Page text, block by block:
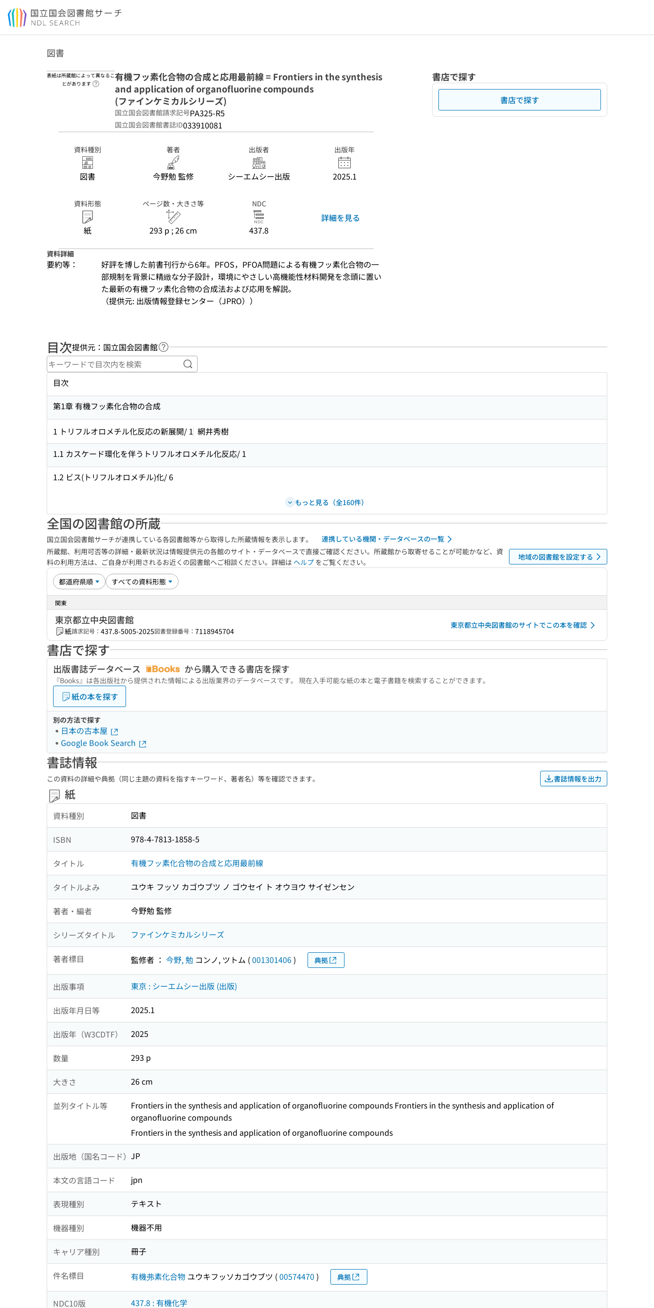
本文へ移動
図書
表紙は所蔵館によって異なるこ
とがあります
ヘルプページへのリンク
有機フッ素化合物の合成と応用最前線 = Frontiers in the synthesis
and application of organofluorine compounds
(ファインケミカルシリーズ)
国立国会図書館請求記号PA325-R5
国立国会図書館書誌ID033910081
資料種別
図書
著者
今野勉 監修
出版者
シーエムシー出版
出版年
2025.1
資料形態
紙
ページ数・大きさ等
293 p ; 26 cm
NDC
437.8
詳細を見る
資料詳細
要約等：
好評を博した前書刊行から6年。PFOS，PFOA問題による有機フッ素化合物の一
部規制を背景に精緻な分子設計，環境にやさしい高機能性材料開発を念頭に置い
た最新の有機フッ素化合物の合成法および応用を解説。
（提供元: 出版情報登録センター（JPRO））
書店で探す
書店で探す
目次提供元：国立国会図書館 ヘルプページへのリンク
キーワードで目次内を検索
目次
第1章 有機フッ素化合物の合成
1 トリフルオロメチル化反応の新展開/ 1 網井秀樹
1.1 カスケード環化を伴うトリフルオロメチル化反応/ 1
1.2 ビス(トリフルオロメチル)化/ 6
もっと見る（全160件）
全国の図書館の所蔵
国立国会図書館サーチが連携している各図書館等から取得した所蔵情報を表示します。
連携している機関・データベースの一覧
所蔵館、利用可否等の詳細・最新状況は情報提供元の各館のサイト・データベースで直接ご確認ください。所蔵館から取寄せることが可能かなど、資
料の利用方法は、ご自身が利用されるお近くの図書館へご相談ください。詳細は ヘルプ をご覧ください。
地域の図書館を設定する
関東
東京都立中央図書館
紙請求記号： 437.8-5005-2025図書登録番号： 7118945704
東京都立中央図書館のサイトでこの本を確認
書店で探す
出版書誌データベース から購入できる書店を探す
『Books』は各出版社から提供された情報による出版業界のデータベースです。 現在入手可能な紙の本と電子書籍を検索することができます。
紙の本を探す
別の方法で探す
日本の古本屋
Google Book Search
書誌情報
この資料の詳細や典拠（同じ主題の資料を指すキーワード、著者名）等を確認できます。 書誌情報を出力
紙
資料種別 図書
ISBN 978-4-7813-1858-5
タイトル 有機フッ素化合物の合成と応用最前線
タイトルよみ ユウキ フッソ カゴウブツ ノ ゴウセイ ト オウヨウ サイゼンセン
著者・編者 今野勉 監修
シリーズタイトル ファインケミカルシリーズ
著者標目 監修者 ： 今野, 勉 コンノ, ツトム (001301406) 典拠
出版事項 東京 : シーエムシー出版 (出版)
出版年月日等 2025.1
出版年（W3CDTF） 2025
数量 293 p
大きさ 26 cm
並列タイトル等
Frontiers in the synthesis and application of organofluorine compounds Frontiers in the synthesis and application of
organofluorine compounds
Frontiers in the synthesis and application of organofluorine compounds
出版地（国名コード） JP
本文の言語コード jpn
表現種別 テキスト
機器種別 機器不用
キャリア種別 冊子
件名標目 有機弗素化合物 ユウキフッソカゴウブツ (00574470 ) 典拠
NDC10版 437.8 : 有機化学